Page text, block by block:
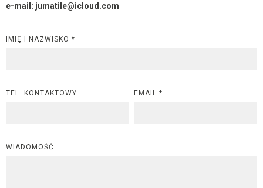
e-mail: jumatile@icloud.com
IMIĘ I NAZWISKO *
TEL. KONTAKTOWY EMAIL *
WIADOMOŚĆ